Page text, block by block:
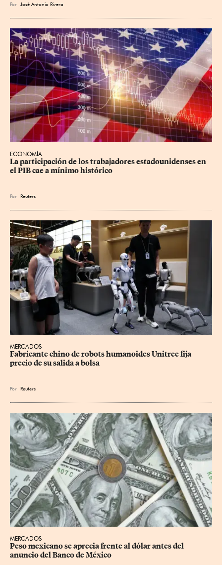
Por José Antonio Rivera
ECONOMÍA
La participación de los trabajadores estadounidenses en
el PIB cae a mínimo histórico
Por Reuters
MERCADOS
Fabricante chino de robots humanoides Unitree fija
precio de su salida a bolsa
Por Reuters
MERCADOS
Peso mexicano se aprecia frente al dólar antes del
anuncio del Banco de México